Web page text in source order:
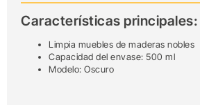
Características principales:
Limpia muebles de maderas nobles
Capacidad del envase: 500 ml
Modelo: Oscuro